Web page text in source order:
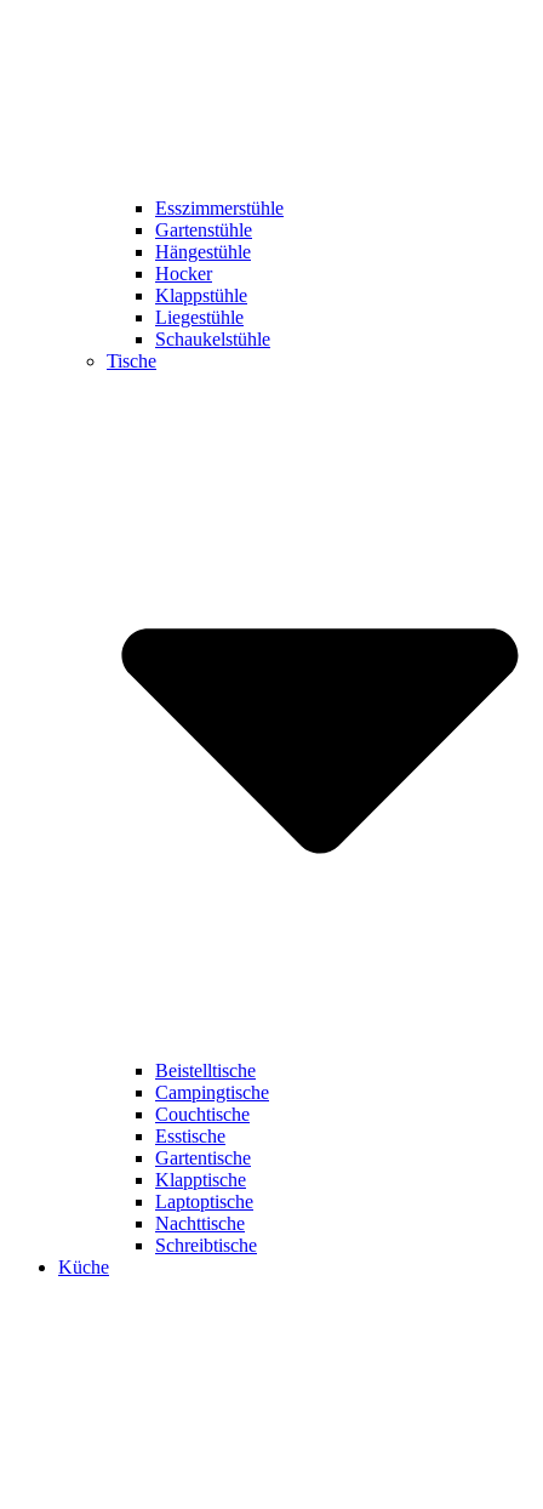
Esszimmerstühle
Gartenstühle
Hängestühle
Hocker
Klappstühle
Liegestühle
Schaukelstühle
Tische
Beistelltische
Campingtische
Couchtische
Esstische
Gartentische
Klapptische
Laptoptische
Nachttische
Schreibtische
Küche